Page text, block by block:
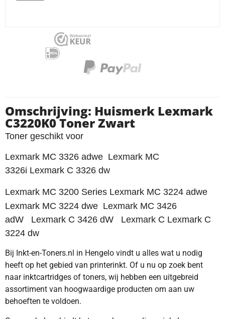
Omschrijving: Huismerk Lexmark
C3220K0 Toner Zwart
Toner geschikt voor
Lexmark MC 3326 adwe Lexmark MC
3326i Lexmark C 3326 dw
Lexmark MC 3200 Series Lexmark MC 3224 adwe
Lexmark MC 3224 dwe Lexmark MC 3426
adW Lexmark C 3426 dW Lexmark C Lexmark C
3224 dw
Bij Inkt-en-Toners.nl in Hengelo vindt u alles wat u nodig
heeft op het gebied van printerinkt. Of u nu op zoek bent
naar inktcartridges of toners, wij hebben een uitgebreid
assortiment van hoogwaardige producten om aan uw
behoeften te voldoen.